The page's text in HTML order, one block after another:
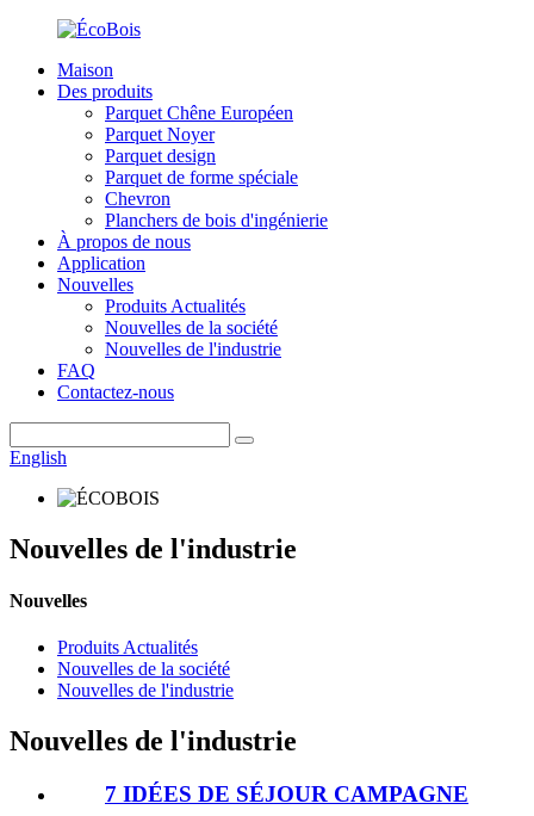
Maison
Des produits
Parquet Chêne Européen
Parquet Noyer
Parquet design
Parquet de forme spéciale
Chevron
Planchers de bois d'ingénierie
À propos de nous
Application
Nouvelles
Produits Actualités
Nouvelles de la société
Nouvelles de l'industrie
FAQ
Contactez-nous
English
Nouvelles de l'industrie
Nouvelles
Produits Actualités
Nouvelles de la société
Nouvelles de l'industrie
Nouvelles de l'industrie
7 IDÉES DE SÉJOUR CAMPAGNE